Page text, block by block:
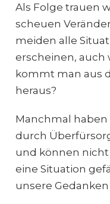
Als Folge trauen
scheuen
meiden alle
erscheinen, auch
kommt man aus
heraus?
Manchmal
durch
und können
eine Situation
unsere